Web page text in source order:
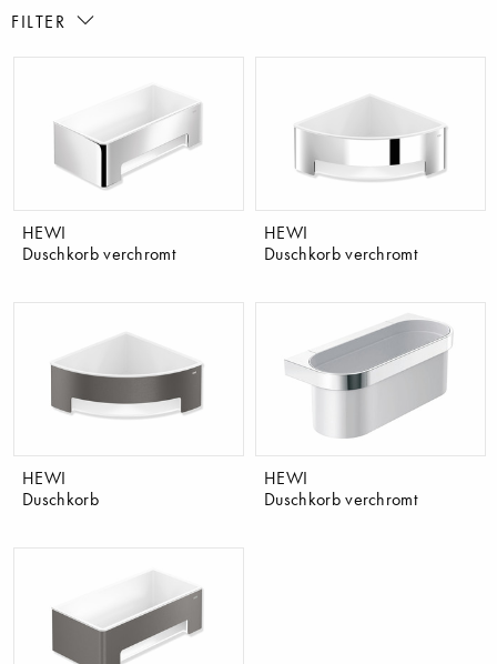
FILTER
HEWI
Duschkorb verchromt
HEWI
Duschkorb verchromt
HEWI
Duschkorb
HEWI
Duschkorb verchromt